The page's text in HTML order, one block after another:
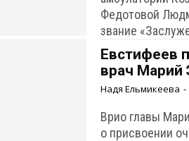
Федотовой
звание
Евстифеев
врач Марий
Надя Ельмикеева -
Врио главы
о присвоении